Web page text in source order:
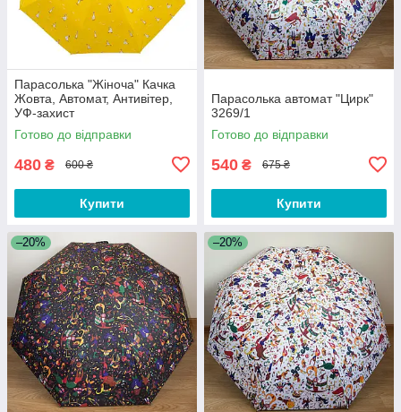
Парасолька "Жіноча" Качка
Жовта, Автомат, Антивітер,
УФ-захист
Готово до відправки
480 ₴ 600 ₴
Купити
Парасолька автомат "Цирк"
3269/1
Готово до відправки
540 ₴ 675 ₴
Купити
–20% –20%